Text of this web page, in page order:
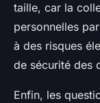
taille, car la
personnelles
à des risques
de sécurité des
Enfin, les